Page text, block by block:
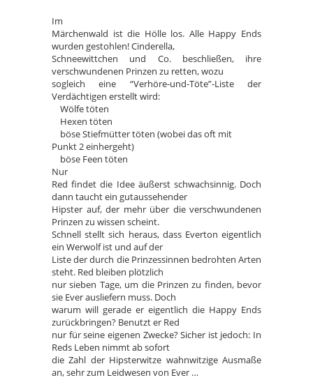
Im
Märchenwald ist die Hölle los. Alle Happy Ends
wurden gestohlen! Cinderella,
Schneewittchen und Co. beschließen, ihre
verschwundenen Prinzen zu retten, wozu
sogleich eine “Verhöre-und-Töte”-Liste der
Verdächtigen erstellt wird:
Wölfe töten
Hexen töten
böse Stiefmütter töten (wobei das oft mit
Punkt 2 einhergeht)
böse Feen töten
Nur
Red findet die Idee äußerst schwachsinnig. Doch
dann taucht ein gutaussehender
Hipster auf, der mehr über die verschwundenen
Prinzen zu wissen scheint.
Schnell stellt sich heraus, dass Everton eigentlich
ein Werwolf ist und auf der
Liste der durch die Prinzessinnen bedrohten Arten
steht. Red bleiben plötzlich
nur sieben Tage, um die Prinzen zu finden, bevor
sie Ever ausliefern muss. Doch
warum will gerade er eigentlich die Happy Ends
zurückbringen? Benutzt er Red
nur für seine eigenen Zwecke? Sicher ist jedoch: In
Reds Leben nimmt ab sofort
die Zahl der Hipsterwitze wahnwitzige Ausmaße
an, sehr zum Leidwesen von Ever …